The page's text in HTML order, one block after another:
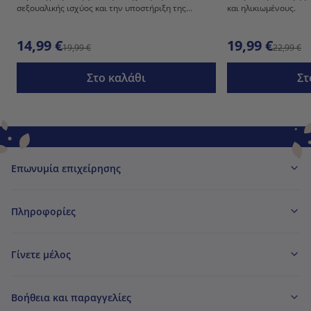
σεξουαλικής ισχύος και την υποστήριξη της
14,99 €19,99 €
Στο καλάθι
και ηλικιωμένους.
19,99 €22,99 €
Επωνυμία επιχείρησης
Πληροφορίες
Γίνετε μέλος
Βοήθεια και παραγγελίες